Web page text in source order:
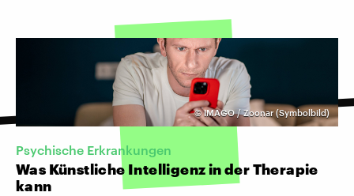
©IMAGO / Zoonar (Symbolbild)
Psychische Erkrankungen
Was Künstliche Intelligenz in der Therapie
kann